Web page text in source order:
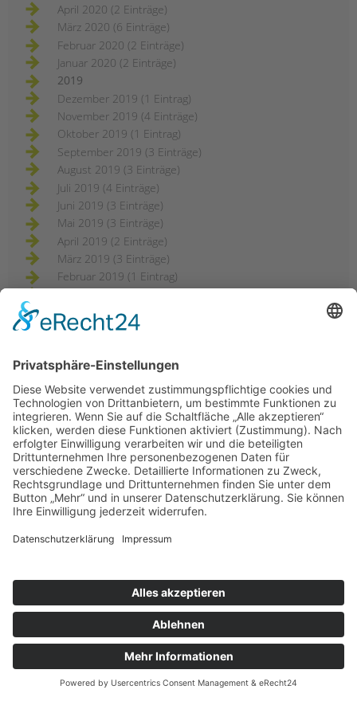
April 2020 (2 Einträge)
März 2020 (6 Einträge)
Februar 2020 (2 Einträge)
Januar 2020 (2 Einträge)
2019
Dezember 2019 (1 Eintrag)
November 2019 (4 Einträge)
Oktober 2019 (1 Eintrag)
September 2019 (3 Einträge)
August 2019 (3 Einträge)
Juli 2019 (4 Einträge)
Juni 2019 (3 Einträge)
Mai 2019 (3 Einträge)
April 2019 (2 Einträge)
März 2019 (3 Einträge)
Februar 2019 (1 Eintrag)
Dezember 2018 (3 Einträge)
November 2018 (3 Einträge)
September 2018 (3 Einträge)
August 2018 (2 Einträge)
Juli 2018 (2 Einträge)
Juni 2018 (2 Einträge)
April 2018 (1 Eintrag)
März 2018 (2 Einträge)
Februar 2018 (2 Einträge)
X